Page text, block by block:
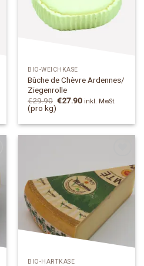
Wishlist
BIO-WEICHKÄSE
Bûche de Chèvre Ardennes/
Ziegenrolle
€29.90 Ursprünglicher
€29.90
€27.90Aktueller
€27.90.
inkl. MwSt.
(pro kg)
Add to
Wishlist
BIO-HARTKÄSE